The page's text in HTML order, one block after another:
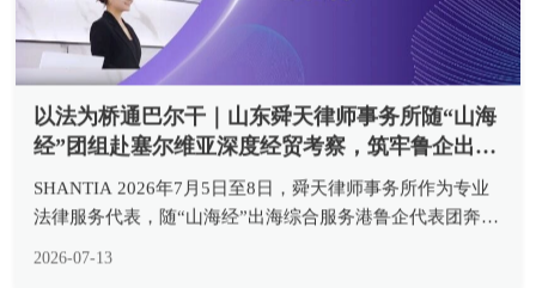
以法为桥通巴尔干｜山东舜天律师事务所随“山海
经”团组赴塞尔维亚深度经贸考察，筑牢鲁企出海
合规防线
SHANTIA 2026年7月5日至8日，舜天律师事务所作为专业
法律服务代表，随“山海经”出海综合服务港鲁企代表团奔赴
调研在建项目6个，完成政企高端对话、中外法律专业交